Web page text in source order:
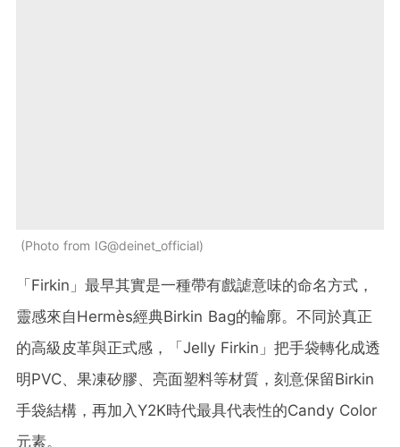
Photo from IG@deinet_official
「Firkin」最早其實是一種帶有戲謔意味的命名方式，
靈感來自Hermès經典Birkin Bag的輪廓。不同於真正
的高級皮革與正式感，「Jelly Firkin」把手袋轉化成透
明PVC、果凍矽膠、亮面塑料等材質，刻意保留Birkin
手袋結構，再加入Y2K時代最具代表性的Candy Color
元素。